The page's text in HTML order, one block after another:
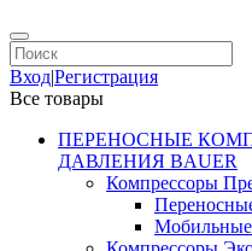
Вход|Регистрация
Все товары
ПЕРЕНОСНЫЕ
ДАВЛЕНИЯ BAUER
Компрессоры